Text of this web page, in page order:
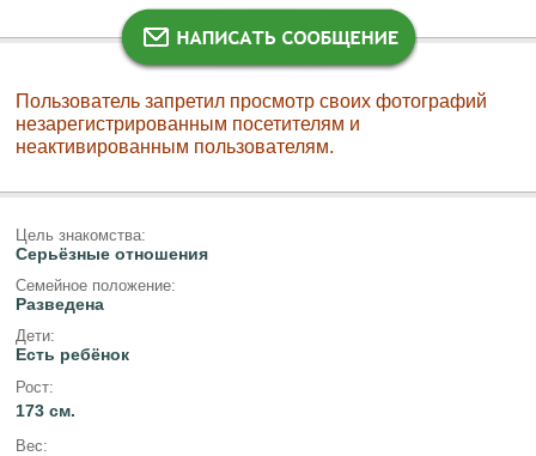
Пользователь запретил просмотр своих фотографий
незарегистрированным посетителям и
неактивированным пользователям.
Цель знакомства:
Серьёзные отношения
Семейное положение:
Разведена
Дети:
Есть ребёнок
Рост:
173 см.
Вес: